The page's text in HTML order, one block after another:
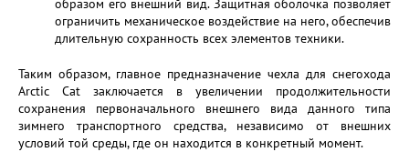
образом его внешний вид. Защитная оболочка позволяет
ограничить механическое воздействие на него, обеспечив
длительную сохранность всех элементов техники.
Таким образом, главное предназначение чехла для снегохода
Arctic Cat заключается в увеличении продолжительности
сохранения первоначального внешнего вида данного типа
зимнего транспортного средства, независимо от внешних
условий той среды, где он находится в конкретный момент.